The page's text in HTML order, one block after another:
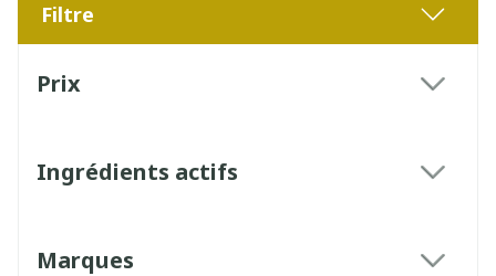
Filtre
Prix
Ingrédients actifs
Marques